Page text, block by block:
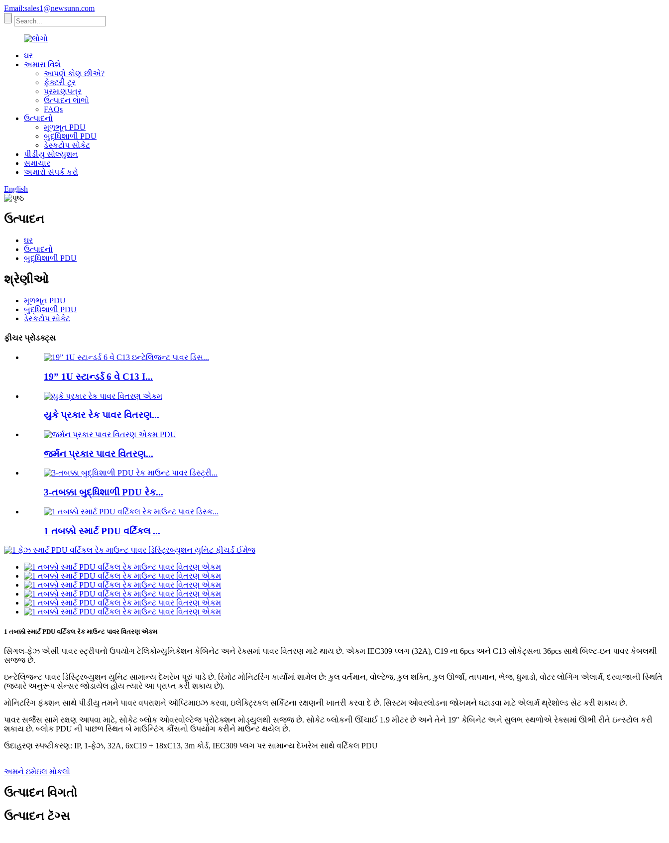
Email:sales1@newsunn.com
ઘર
અમારા વિશે
આપણે કોણ છીએ?
ફેક્ટરી ટૂર
પ્રમાણપત્ર
ઉત્પાદન લાભો
FAQs
ઉત્પાદનો
મૂળભૂત PDU
બુદ્ધિશાળી PDU
ડેસ્કટોપ સોકેટ
પીડીયુ સોલ્યુશન
સમાચાર
અમારો સંપર્ક કરો
English
ઉત્પાદન
ઘર
ઉત્પાદનો
બુદ્ધિશાળી PDU
શ્રેણીઓ
મૂળભૂત PDU
બુદ્ધિશાળી PDU
ડેસ્કટોપ સોકેટ
ફીચર પ્રોડક્ટ્સ
19” 1U સ્ટાન્ડર્ડ 6 વે C13 I...
યુકે પ્રકાર રેક પાવર વિતરણ...
જર્મન પ્રકાર પાવર વિતરણ...
3-તબક્કા બુદ્ધિશાળી PDU રેક...
1 તબક્કો સ્માર્ટ PDU વર્ટિકલ ...
1 તબક્કો સ્માર્ટ PDU વર્ટિકલ રેક માઉન્ટ પાવર વિતરણ એકમ
સિંગલ-ફેઝ એસી પાવર સ્ટ્રીપનો ઉપયોગ ટેલિકોમ્યુનિકેશન કેબિનેટ અને રેક્સમાં પાવર વિતરણ માટે થાય છે. એકમ IEC309 પ્લગ (32A), C19 ના 6pcs અને C13 સોકેટ્સના 36pcs સાથે બિલ્ટ-ઇન પાવર કેબલથી
સજ્જ છે.
ઇન્ટેલિજન્ટ પાવર ડિસ્ટ્રિબ્યુશન યુનિટ સામાન્ય દેખરેખ પૂરું પાડે છે. રિમોટ મોનિટરિંગ કાર્યોમાં શામેલ છે: કુલ વર્તમાન, વોલ્ટેજ, કુલ શક્તિ, કુલ ઊર્જા, તાપમાન, ભેજ, ધુમાડો, વોટર લોગિંગ એલાર્મ, દરવાજાની સ્થિતિ
(જ્યારે અનુરૂપ સેન્સર જોડાયેલ હોય ત્યારે આ પ્રાપ્ત કરી શકાય છે).
મોનિટરિંગ ફંક્શન સાથે પીડીયુ તમને પાવર વપરાશને ઑપ્ટિમાઇઝ કરવા, ઇલેક્ટ્રિકલ સર્કિટના રક્ષણની ખાતરી કરવા દે છે. સિસ્ટમ ઓવરલોડના જોખમને ઘટાડવા માટે એલાર્મ થ્રેશોલ્ડ સેટ કરી શકાય છે.
પાવર સર્જેસ સામે રક્ષણ આપવા માટે, સોકેટ બ્લોક ઓવરવોલ્ટેજ પ્રોટેક્શન મોડ્યુલથી સજ્જ છે. સોકેટ બ્લોકની ઊંચાઈ 1.9 મીટર છે અને તેને 19″ કેબિનેટ અને સુલભ સ્થળોએ રેક્સમાં ઊભી રીતે ઇન્સ્ટોલ કરી
શકાય છે. બ્લોક PDU ની પાછળ સ્થિત બે માઉન્ટિંગ કૌંસનો ઉપયોગ કરીને માઉન્ટ થયેલ છે.
ઉદાહરણ સ્પષ્ટીકરણ: IP, 1-ફેઝ, 32A, 6xC19 + 18xC13, 3m કોર્ડ, IEC309 પ્લગ પર સામાન્ય દેખરેખ સાથે વર્ટિકલ PDU
અમને ઇમેઇલ મોકલો
ઉત્પાદન વિગતો
ઉત્પાદન ટૅગ્સ